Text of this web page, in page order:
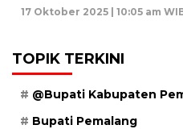
17 Oktober 2025 | 10:05 am
TOPIK TERKINI
@Bupati Kabupaten
Bupati Pemalang